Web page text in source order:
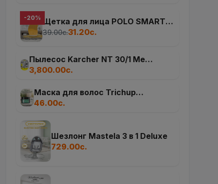
2 шт
-20% Щетка для лица POLO SMART
для массажа
39.00с.31.20с.
Пылесос Karcher NT 30/1 Me
Classic Edition *EU (1.428-568.0)
контейнер объемом 30 л
3,800.00с.
Маска для волос Trichup
«Здоровые, длинные и сильные»
46.00с.
Шезлонг Mastela 3 в 1 Deluxe
729.00с.